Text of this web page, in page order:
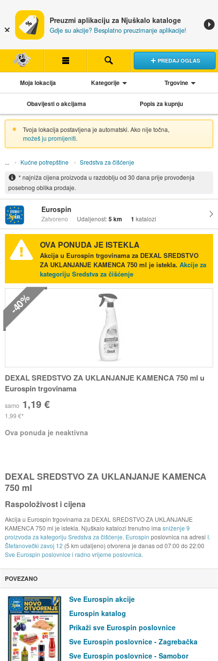
Preuzmi aplikaciju za Njuškalo kataloge
Gdje su akcije? Besplatno preuzimanje aplikacije!
PREDAJ OGLAS
Moja lokacija Kategorije Trgovine
Obavijesti o akcijama Popis za kupnju
Tvoja lokacija postavljena je automatski. Ako nije točna,
možeš ju promijeniti.
Kućne potrepštine
Sredstva za čišćenje
* najniža cijena proizvoda u razdoblju od 30 dana prije provođenja
posebnog oblika prodaje.
Eurospin
Zatvoreno Udaljenost:5 km 1 katalozi
OVA PONUDA JE ISTEKLA
Akcija u Eurospin trgovinama za DEXAL SREDSTVO
ZA UKLANJANJE KAMENCA 750 ml je istekla. Akcije za
kategoriju Sredstva za čišćenje
-40%
DEXAL SREDSTVO ZA UKLANJANJE KAMENCA 750 ml u
Eurospin trgovinama
samo 1,19 €
1,99 €
Ova ponuda je neaktivna
DEXAL SREDSTVO ZA UKLANJANJE KAMENCA
750 ml
Raspoloživost i cijena
Akcija u Eurospin trgovinama za DEXAL SREDSTVO ZA UKLANJANJE
KAMENCA 750 ml je istekla. Njuškalo katalozi trenutno ima sniženje 9
proizvoda za kategoriju Sredstva za čišćenje. Eurospin poslovnica na adresi I.
Štefanovečki zavoj 12 (5 km udaljeno) otvorena je danas od 07:00 do 22:00
Sve Eurospin poslovnice i radno vrijeme poslovnica.
POVEZANO
Sve Eurospin akcije
Eurospin katalog
Prikaži sve Eurospin poslovnice
Sve Eurospin poslovnice - Zagrebačka
Sve Eurospin poslovnice - Samobor